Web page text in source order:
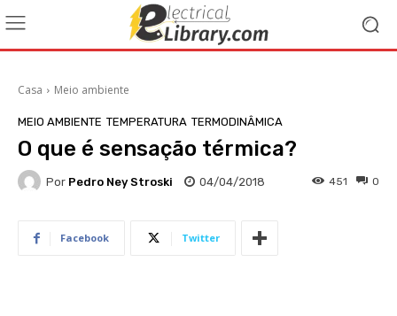
Casa Meio ambiente
MEIO AMBIENTE TEMPERATURA TERMODINÂMICA
O que é sensação térmica?
Por Pedro Ney Stroski 04/04/2018 0
451
Facebook Twitter